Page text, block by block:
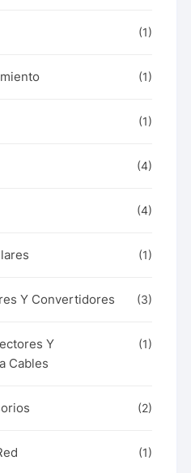
(1)
(1)
(1)
(4)
(4)
(1)
Y Convertidores (3)
Y
Cables
(1)
(2)
(1)